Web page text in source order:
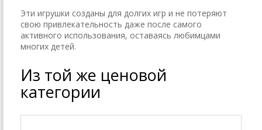
Эти игрушки созданы для долгих игр и не потеряют
свою привлекательность даже после самого
активного использования, оставаясь любимцами
многих детей.
Из той же ценовой
категории